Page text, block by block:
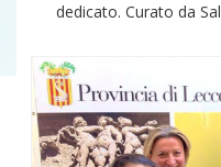
dedicato. Curato da